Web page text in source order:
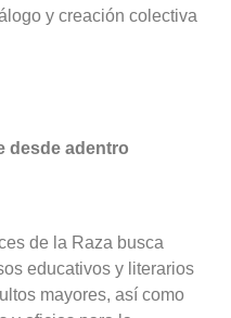
y creación colectiva
desde adentro
de la Raza busca
educativos y literarios
mayores, así como